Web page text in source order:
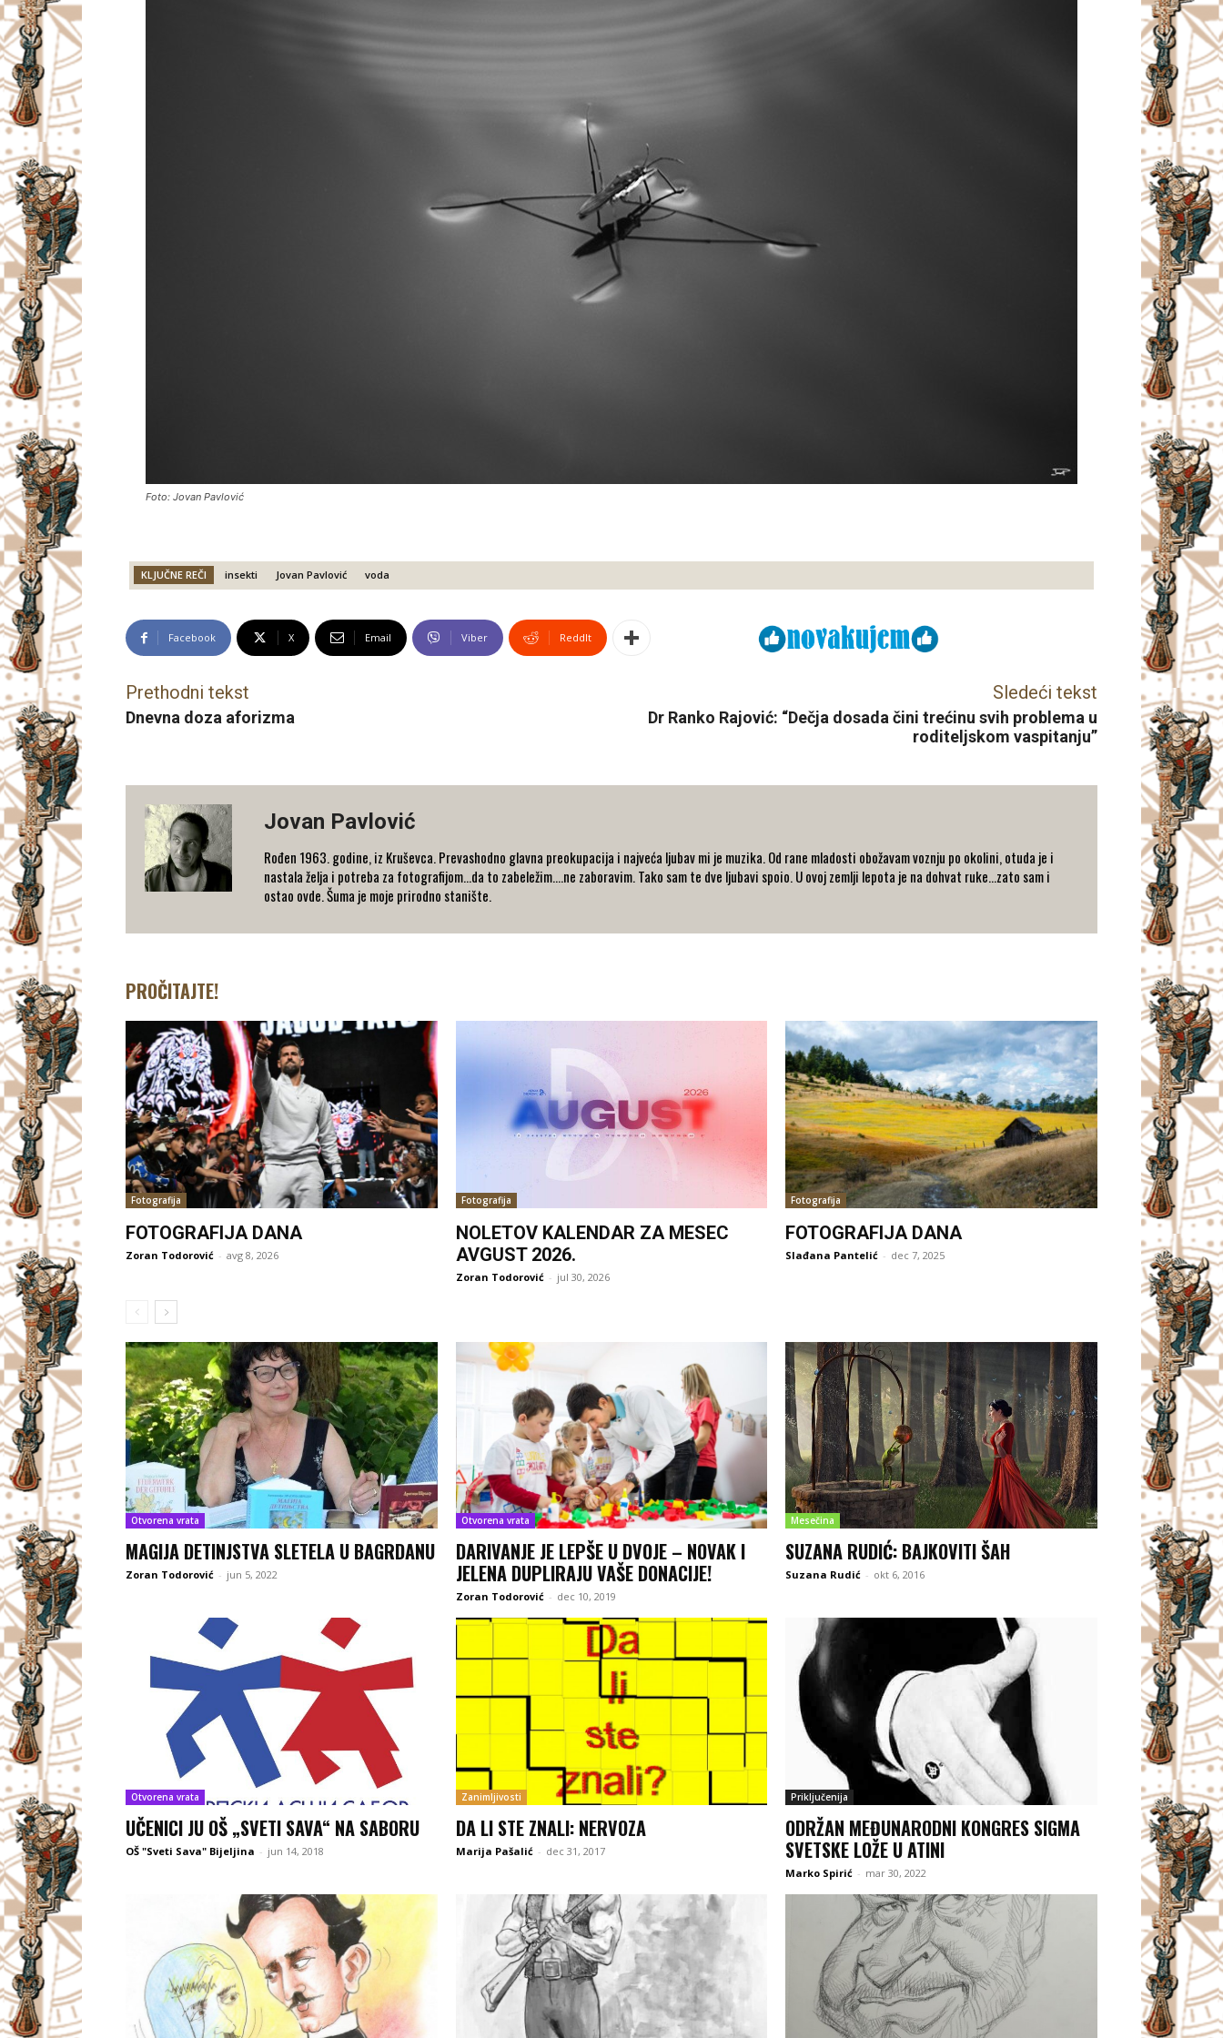
Foto: Jovan Pavlović
KLJUČNE REČI insekti Jovan Pavlović voda
Facebook X Email Viber ReddIt
Prethodni tekst
Dnevna doza aforizma
Sledeći tekst
Dr Ranko Rajović: “Dečja dosada čini trećinu svih problema u
roditeljskom vaspitanju”
Jovan Pavlović
Rođen 1963. godine, iz Kruševca. Prevashodno glavna preokupacija i najveća ljubav mi je muzika. Od rane mladosti obožavam voznju po okolini, otuda je i
nastala želja i potreba za fotografijom...da to zabeležim....ne zaboravim. Tako sam te dve ljubavi spoio. U ovoj zemlji lepota je na dohvat ruke...zato sam i
ostao ovde. Šuma je moje prirodno stanište.
PROČITAJTE!
Fotografija
FOTOGRAFIJA DANA
Zoran Todorović - avg 8, 2026
Fotografija
NOLETOV KALENDAR ZA MESEC
AVGUST 2026.
Zoran Todorović - jul 30, 2026
Fotografija
FOTOGRAFIJA DANA
Slađana Pantelić - dec 7, 2025
Otvorena vrata
MAGIJA DETINJSTVA SLETELA U BAGRDANU
Zoran Todorović - jun 5, 2022
Otvorena vrata
DARIVANJE JE LEPŠE U DVOJE – NOVAK I
JELENA DUPLIRAJU VAŠE DONACIJE!
Zoran Todorović - dec 10, 2019
Mesečina
SUZANA RUDIĆ: BAJKOVITI ŠAH
Suzana Rudić - okt 6, 2016
Otvorena vrata
UČENICI JU OŠ „SVETI SAVA“ NA SABORU
OŠ "Sveti Sava" Bijeljina - jun 14, 2018
Zanimljivosti
DA LI STE ZNALI: NERVOZA
Marija Pašalić - dec 31, 2017
Priključenija
ODRŽAN MEĐUNARODNI KONGRES SIGMA
SVETSKE LOŽE U ATINI
Marko Spirić - mar 30, 2022